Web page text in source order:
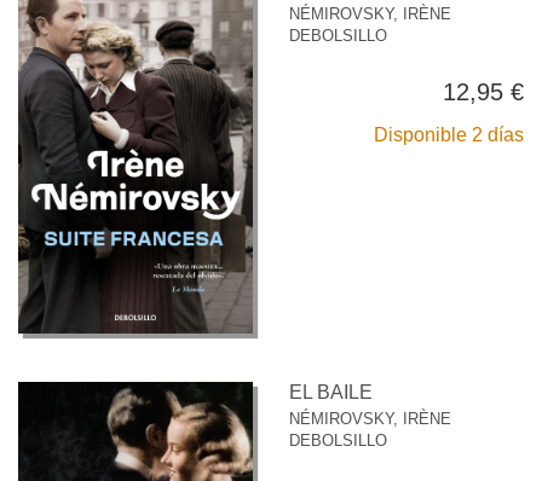
NÉMIROVSKY, IRÈNE
DEBOLSILLO
12,95 €
Disponible 2 días
EL BAILE
NÉMIROVSKY, IRÈNE
DEBOLSILLO